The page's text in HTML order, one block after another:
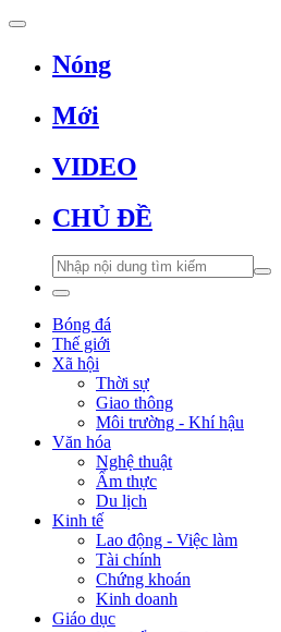
Nóng
Mới
VIDEO
CHỦ ĐỀ
Bóng đá
Thế giới
Xã hội
Thời sự
Giao thông
Môi trường - Khí hậu
Văn hóa
Nghệ thuật
Ẩm thực
Du lịch
Kinh tế
Lao động - Việc làm
Tài chính
Chứng khoán
Kinh doanh
Giáo dục